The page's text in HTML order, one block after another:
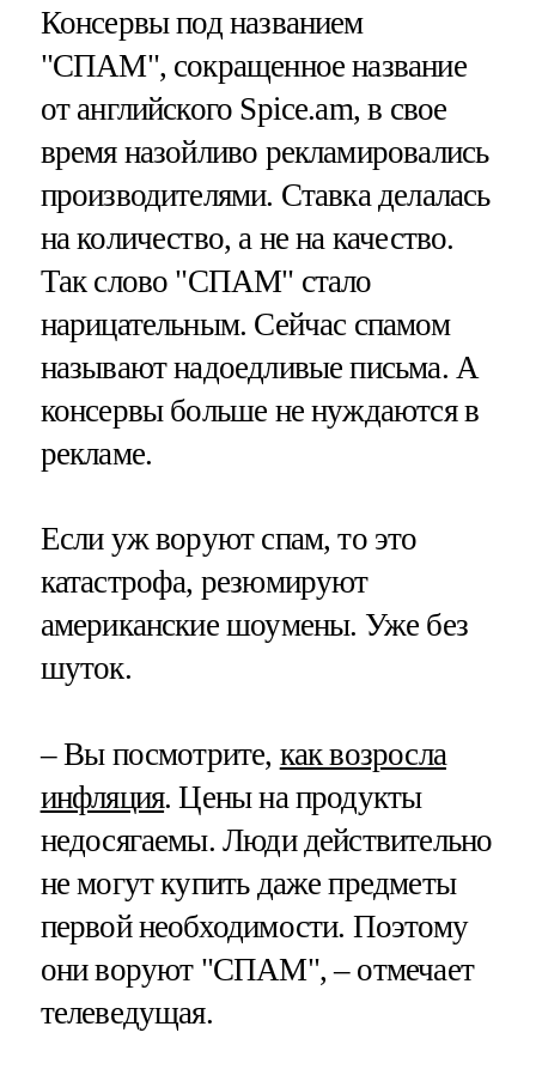
Консервы под названием
"СПАМ", сокращенное название
от английского Spice.am, в свое
время назойливо рекламировались
производителями. Ставка делалась
на количество, а не на качество.
Так слово "СПАМ" стало
нарицательным. Сейчас спамом
называют надоедливые письма. А
консервы больше не нуждаются в
рекламе.
Если уж воруют спам, то это
катастрофа, резюмируют
американские шоумены. Уже без
шуток.
– Вы посмотрите, как возросла
инфляция. Цены на продукты
недосягаемы. Люди действительно
не могут купить даже предметы
первой необходимости. Поэтому
они воруют "СПАМ", – отмечает
телеведущая.